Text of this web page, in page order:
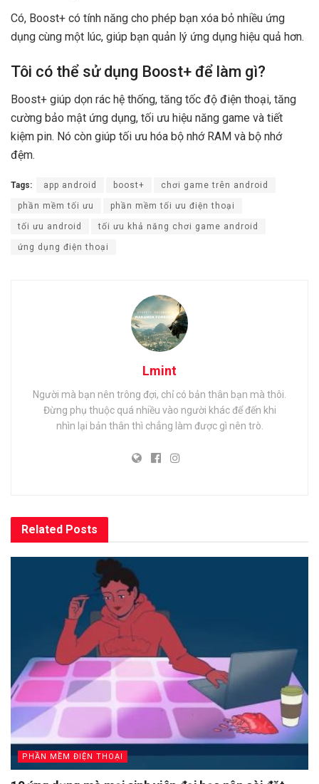
Có, Boost+ có tính năng cho phép bạn xóa bỏ nhiều ứng
dụng cùng một lúc, giúp bạn quản lý ứng dụng hiệu quả hơn.
Tôi có thể sử dụng Boost+ để làm gì?
Boost+ giúp dọn rác hệ thống, tăng tốc độ điện thoại, tăng
cường bảo mật ứng dụng, tối ưu hiệu năng game và tiết
kiệm pin. Nó còn giúp tối ưu hóa bộ nhớ RAM và bộ nhớ
đệm.
Tags: app android boost+ chơi game trên android
phần mềm tối ưu phần mềm tối ưu điện thoại
tối ưu android tối ưu khả năng chơi game android
ứng dụng điện thoại
Lmint
Người mà bạn nên trông đợi, chỉ có bản thân bạn mà thôi.
Đừng phụ thuộc quá nhiều vào người khác để đến khi
nhìn lại bản thân thì chẳng làm được gì nên trò.
Related Posts
PHẦN MỀM ĐIỆN THOẠI